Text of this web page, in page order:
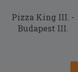
Pizza King III. -
Budapest III.